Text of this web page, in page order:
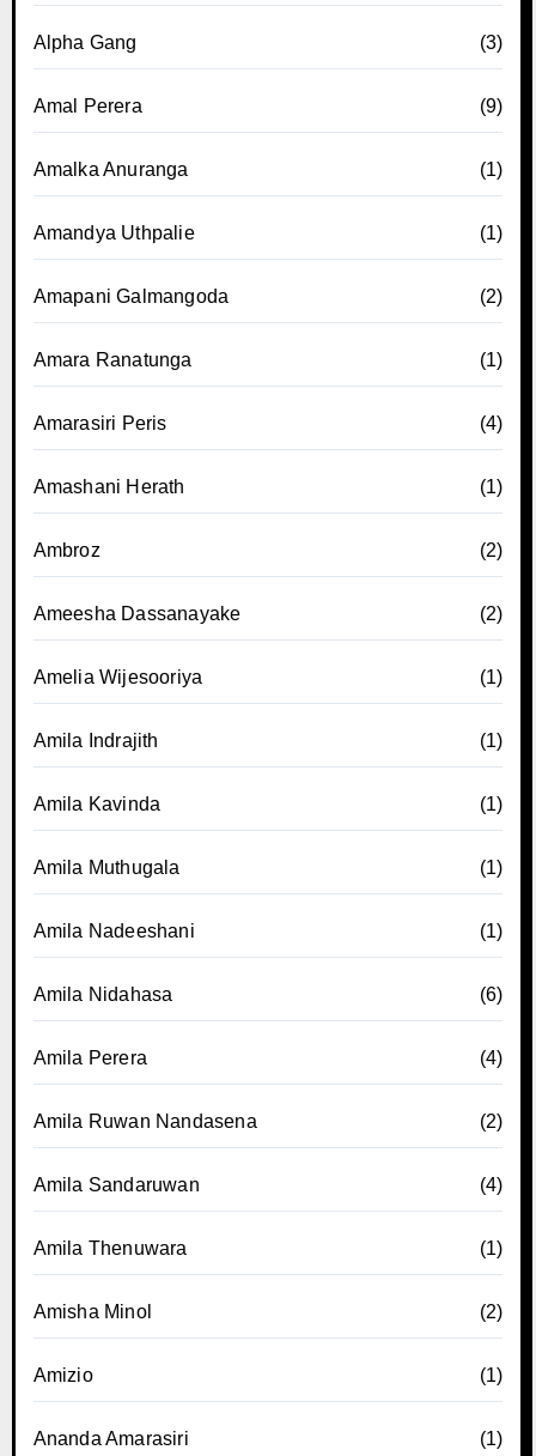
Alpha Gang (3)
Amal Perera (9)
Amalka Anuranga (1)
Amandya Uthpalie (1)
Amapani Galmangoda (2)
Amara Ranatunga (1)
Amarasiri Peris (4)
Amashani Herath (1)
Ambroz (2)
Ameesha Dassanayake (2)
Amelia Wijesooriya (1)
Amila Indrajith (1)
Amila Kavinda (1)
Amila Muthugala (1)
Amila Nadeeshani (1)
Amila Nidahasa (6)
Amila Perera (4)
Amila Ruwan Nandasena (2)
Amila Sandaruwan (4)
Amila Thenuwara (1)
Amisha Minol (2)
Amizio (1)
Ananda Amarasiri (1)